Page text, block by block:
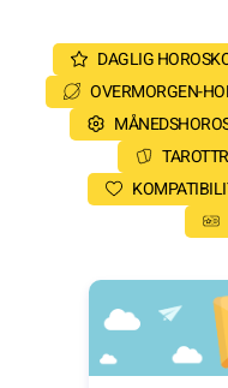
DAGLIG
OVERMORGEN-